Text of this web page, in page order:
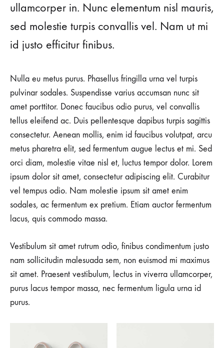
ullamcorper in. Nunc elementum nisl mauris,
sed molestie turpis convallis vel. Nam ut mi
id justo efficitur finibus.
Nulla eu metus purus. Phasellus fringilla urna vel turpis
pulvinar sodales. Suspendisse varius accumsan nunc sit
amet porttitor. Donec faucibus odio purus, vel convallis
tellus eleifend ac. Duis pellentesque dapibus turpis sagittis
consectetur. Aenean mollis, enim id faucibus volutpat, arcu
metus pharetra elit, sed fermentum augue lectus et mi. Sed
orci diam, molestie vitae nisl et, luctus tempor dolor. Lorem
ipsum dolor sit amet, consectetur adipiscing elit. Curabitur
vel tempus odio. Nam molestie ipsum sit amet enim
sodales, ac fermentum ex pretium. Etiam auctor fermentum
lacus, quis commodo massa.
Vestibulum sit amet rutrum odio, finibus condimentum justo
nam sollicitudin malesuada sem, non euismod mi maximus
sit amet. Praesent vestibulum, lectus in viverra ullamcorper,
purus lacus tempor massa, nec fermentum ligula urna id
purus.